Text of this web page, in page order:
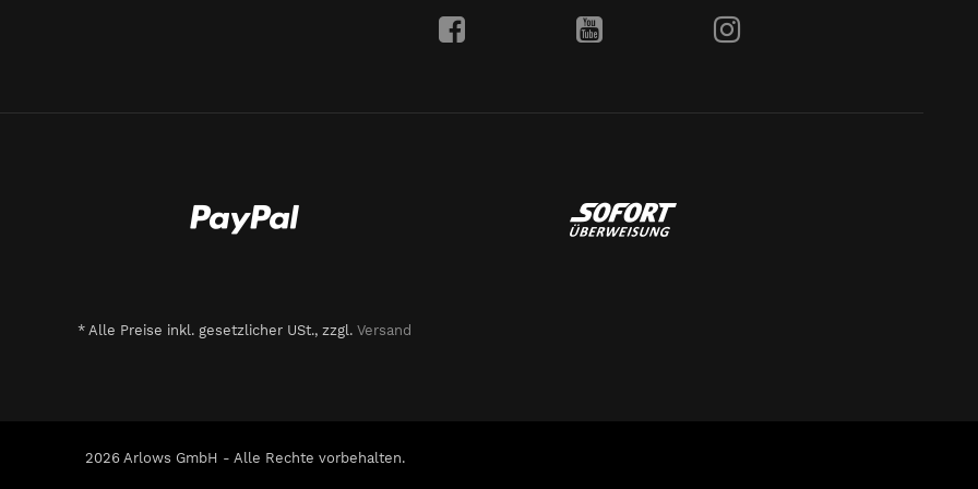
* Alle Preise inkl. gesetzlicher USt., zzgl. Versand
2026 Arlows GmbH - Alle Rechte vorbehalten.